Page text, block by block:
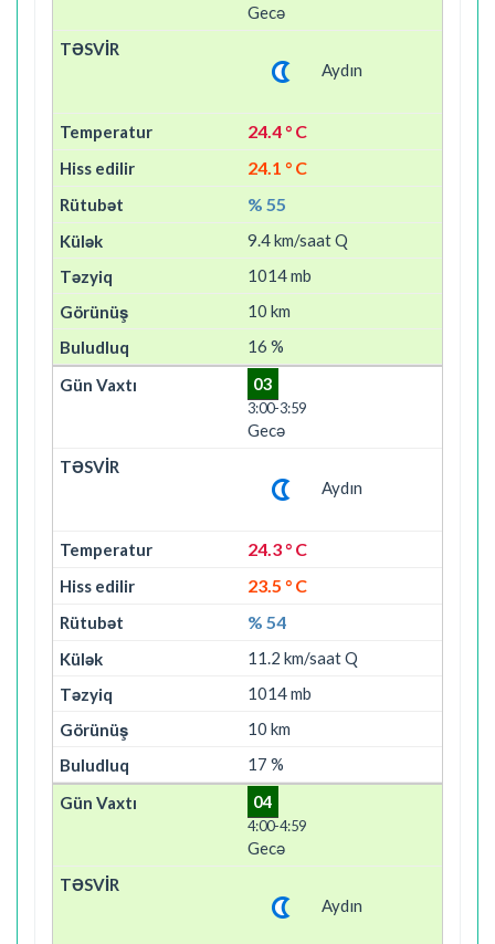
Gecə
Aydın
24.4 ° C
24.1 ° C
% 55
9.4 km/saat Q
1014 mb
10 km
16 %
03
3:00-3:59
Gecə
Aydın
24.3 ° C
23.5 ° C
% 54
11.2 km/saat Q
1014 mb
10 km
17 %
04
4:00-4:59
Gecə
Aydın